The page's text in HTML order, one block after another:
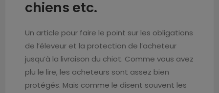
chiens etc.
Un article pour faire le point sur les obligations
de l’éleveur et la protection de l’acheteur
jusqu’à la livraison du chiot. Comme vous avez
plu le lire, les acheteurs sont assez bien
protégés. Mais comme le disent souvent les